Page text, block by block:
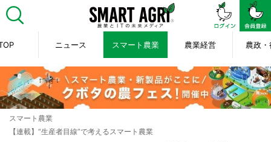
ニュース スマート農業 農業経営 農政・
スマート農業
【連載】“生産者目線”で考えるスマート農業